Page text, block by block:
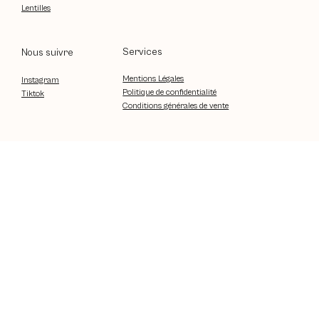
Lentilles
Nous suivre
Instagram
Tiktok
Services
Mentions Légales
Politique de confidentialité
Conditions générales de vente